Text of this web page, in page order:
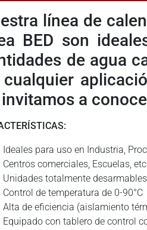
línea de
BED son
de agua
a
Ideales para uso en Industria,
Centros comerciales, Escuelas, etc.
Unidades totalmente desarmables
Control de temperatura de 0-90°C
Alta de eficiencia (aislamiento
Equipado con tablero de control